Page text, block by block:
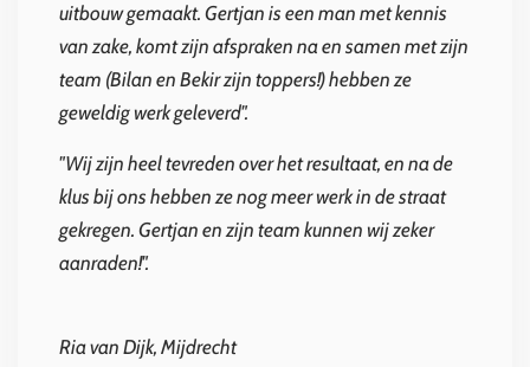
uitbouw gemaakt. Gertjan is een man met kennis
van zake, komt zijn afspraken na en samen met zijn
team (Bilan en Bekir zijn toppers!) hebben ze
geweldig werk geleverd".
"Wij zijn heel tevreden over het resultaat, en na de
klus bij ons hebben ze nog meer werk in de straat
gekregen. Gertjan en zijn team kunnen wij zeker
aanraden!".
Ria van Dijk, Mijdrecht